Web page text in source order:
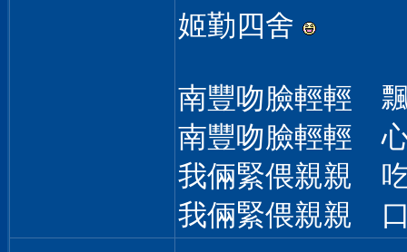
姬勤四舍
南豐吻臉輕輕
南豐吻臉輕輕
我倆緊偎親親
我倆緊偎親親